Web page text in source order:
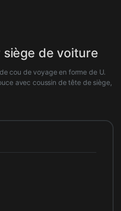
de voiture
cou de voyage en forme de U.
avec coussin de tête de siège,